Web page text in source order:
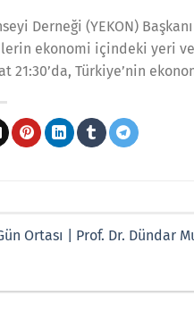
Derneği (YEKON)
ekonomi içindeki yeri
21:30’da, Türkiye’nin
Ortası | Prof. Dr. Dündar